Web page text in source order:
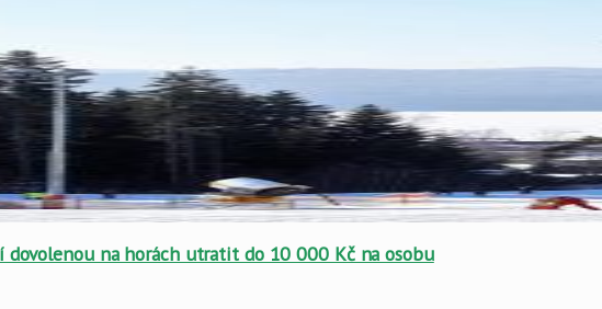
dovolenou na horách utratit do 10 000 Kč na osobu